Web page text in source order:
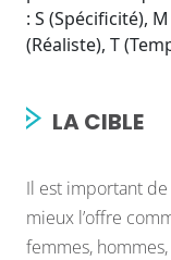
: S (Spécificité),
(Réaliste), T
LA CIBLE
Il est important
mieux l’offre
femmes,